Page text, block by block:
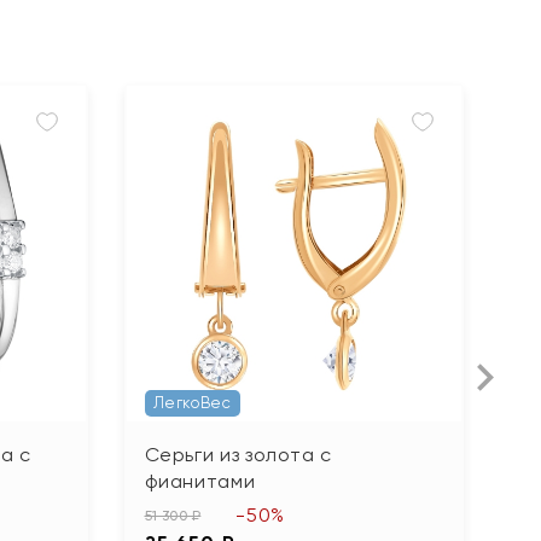
с
ЛегкоВес
Серьги из золота с
фианитами
51 300 ₽ -50%